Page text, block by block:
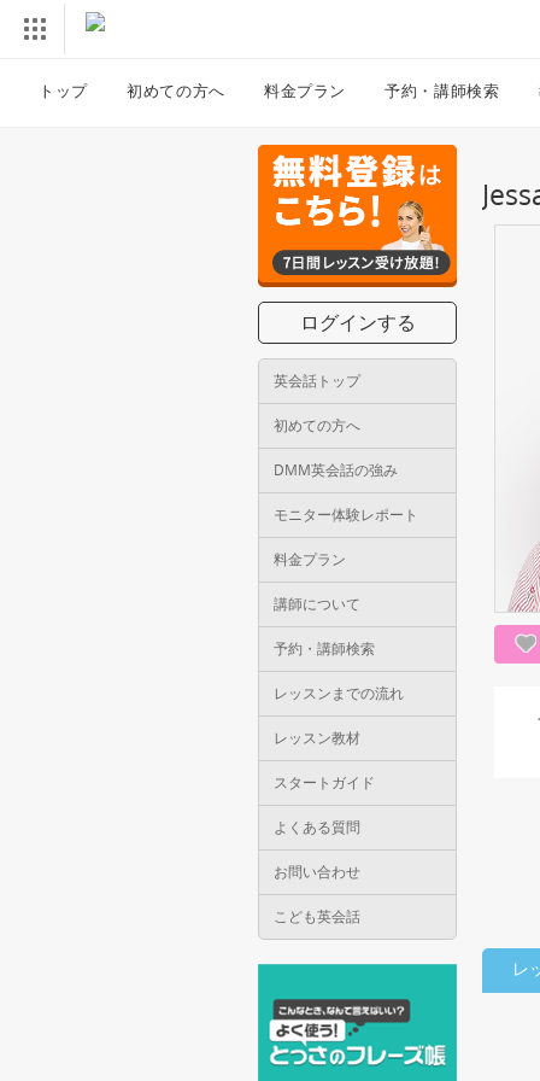
トップ 初めての方へ 料金プラン 予約・講師検索
ログインする
英会話トップ
初めての方へ
DMM英会話の強み
モニター体験レポート
料金プラン
講師について
予約・講師検索
レッスンまでの流れ
レッスン教材
スタートガイド
よくある質問
お問い合わせ
こども英会話
レ